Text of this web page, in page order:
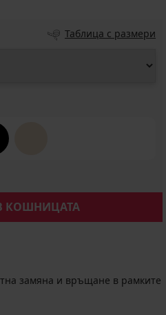
Таблица с размери
КОШНИЦАТА
замяна и връщане в рамките